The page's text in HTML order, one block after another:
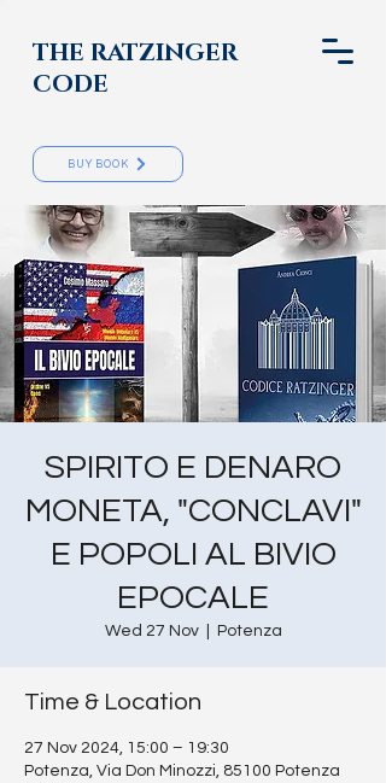
THE RATZINGER
CODE
BUY BOOK
SPIRITO E DENARO
MONETA, "CONCLAVI"
E POPOLI AL BIVIO
EPOCALE
Wed 27 Nov
  |
Potenza
Time & Location
27 Nov 2024, 15:00 – 19:30
Potenza, Via Don Minozzi, 85100 Potenza